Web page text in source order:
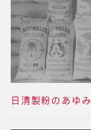
日清製粉のあゆみ